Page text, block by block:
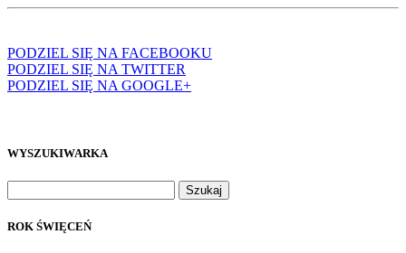
PODZIEL SIĘ NA FACEBOOKU
PODZIEL SIĘ NA TWITTER
PODZIEL SIĘ NA GOOGLE+
WYSZUKIWARKA
ROK ŚWIĘCEŃ